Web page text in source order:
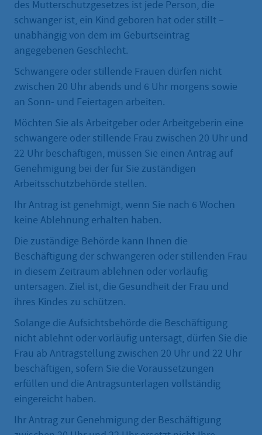
des Mutterschutzgesetzes ist jede Person, die
schwanger ist, ein Kind geboren hat oder stillt –
unabhängig von dem im Geburtseintrag
angegebenen Geschlecht.
Schwangere oder stillende Frauen dürfen nicht
zwischen 20 Uhr abends und 6 Uhr morgens sowie
an Sonn- und Feiertagen arbeiten.
Möchten Sie als Arbeitgeber oder Arbeitgeberin eine
schwangere oder stillende Frau zwischen 20 Uhr und
22 Uhr beschäftigen, müssen Sie einen Antrag auf
Genehmigung bei der für Sie zuständigen
Arbeitsschutzbehörde stellen.
Ihr Antrag ist genehmigt, wenn Sie nach 6 Wochen
keine Ablehnung erhalten haben.
Die zuständige Behörde kann Ihnen die
Beschäftigung der schwangeren oder stillenden Frau
in diesem Zeitraum ablehnen oder vorläufig
untersagen. Ziel ist, die Gesundheit der Frau und
ihres Kindes zu schützen.
Solange die Aufsichtsbehörde die Beschäftigung
nicht ablehnt oder vorläufig untersagt, dürfen Sie die
Frau ab Antragstellung zwischen 20 Uhr und 22 Uhr
beschäftigen, sofern Sie die Voraussetzungen
erfüllen und die Antragsunterlagen vollständig
eingereicht haben.
Ihr Antrag zur Genehmigung der Beschäftigung